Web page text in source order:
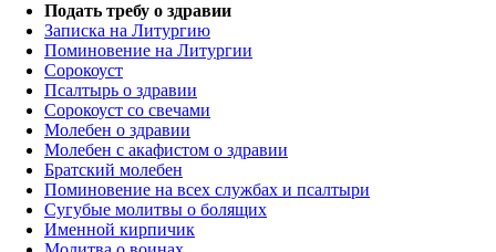
Подать требу о здравии
Записка на Литургию
Поминовение на Литургии
Сорокоуст
Псалтырь о здравии
Сорокоуст со свечами
Молебен о здравии
Молебен с акафистом о здравии
Братский молебен
Поминовение на всех службах и псалтыри
Сугубые молитвы о болящих
Именной кирпичик